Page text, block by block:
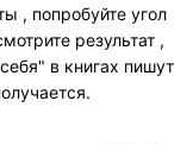
, попробуйте угол
результат ,
в книгах пишут